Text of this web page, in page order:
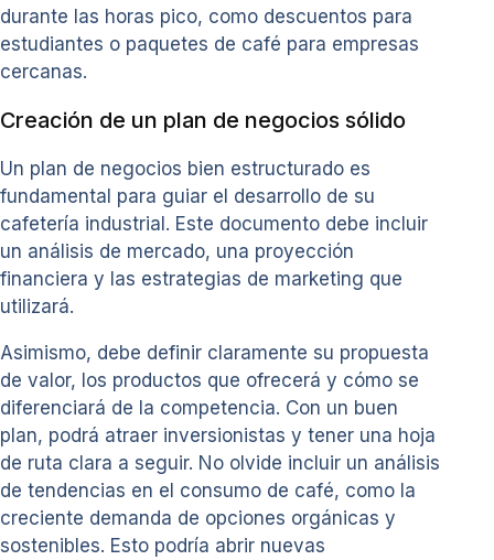
durante las horas pico, como descuentos para
estudiantes o paquetes de café para empresas
cercanas.
Creación de un plan de negocios sólido
Un plan de negocios bien estructurado es
fundamental para guiar el desarrollo de su
cafetería industrial. Este documento debe incluir
un análisis de mercado, una proyección
financiera y las estrategias de marketing que
utilizará.
Asimismo, debe definir claramente su propuesta
de valor, los productos que ofrecerá y cómo se
diferenciará de la competencia. Con un buen
plan, podrá atraer inversionistas y tener una hoja
de ruta clara a seguir. No olvide incluir un análisis
de tendencias en el consumo de café, como la
creciente demanda de opciones orgánicas y
sostenibles. Esto podría abrir nuevas